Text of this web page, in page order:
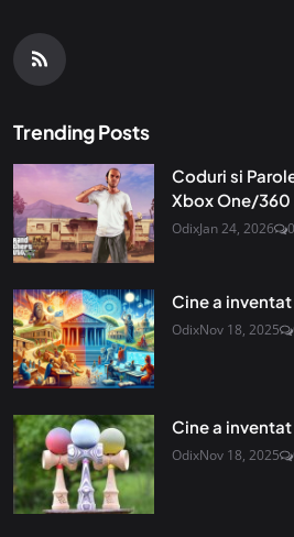
Trending Posts
Coduri si Parole
Xbox One/360
OdixJan 24, 2026 0
Cine a
OdixNov 18, 2025
Cine a
OdixNov 18, 2025